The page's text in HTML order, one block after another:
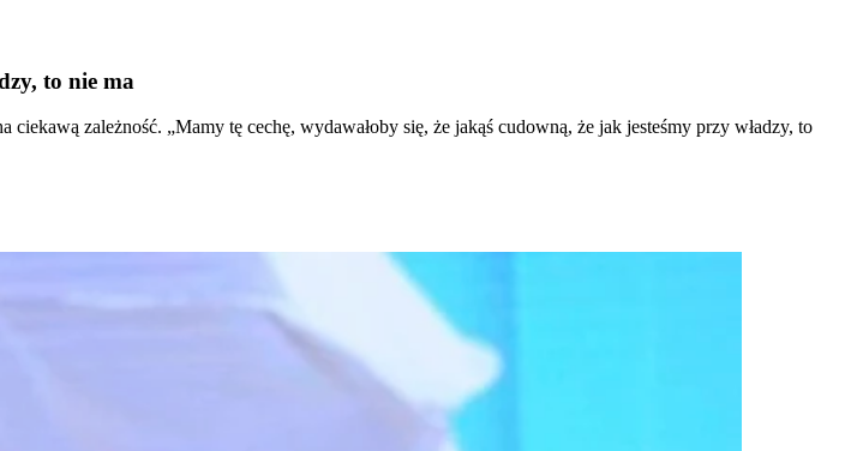
to nie ma
zależność. „Mamy tę cechę, wydawałoby się, że jakąś cudowną, że jak jesteśmy przy władzy, to